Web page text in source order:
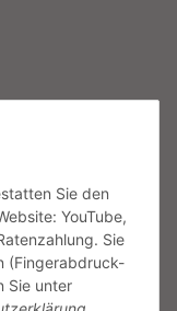
Sie den
YouTube,
Sie
(Fingerabdruck-
Sie unter